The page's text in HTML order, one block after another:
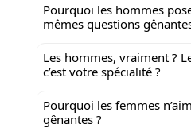
Pourquoi les hommes
mêmes questions
Les hommes, vraiment ?
c’est votre spécialité ?
Pourquoi les femmes
gênantes ?